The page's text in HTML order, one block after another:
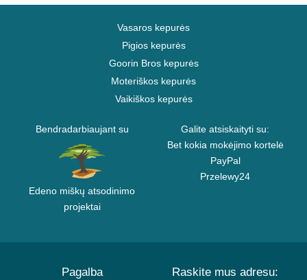
Vasaros kepurės
Pigios kepurės
Goorin Bros kepurės
Moteriškos kepurės
Vaikiškos kepurės
Bendradarbiaujant su
Edeno miškų atsodinimo
projektai
Galite atsiskaityti su:
Bet kokia mokėjimo kortelė
PayPal
Przelewy24
Pagalba Raskite mus adresu: